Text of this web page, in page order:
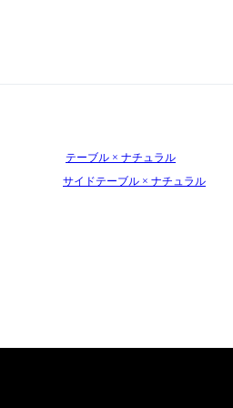
テーブル × ナチュラル
サイドテーブル × ナチュラル